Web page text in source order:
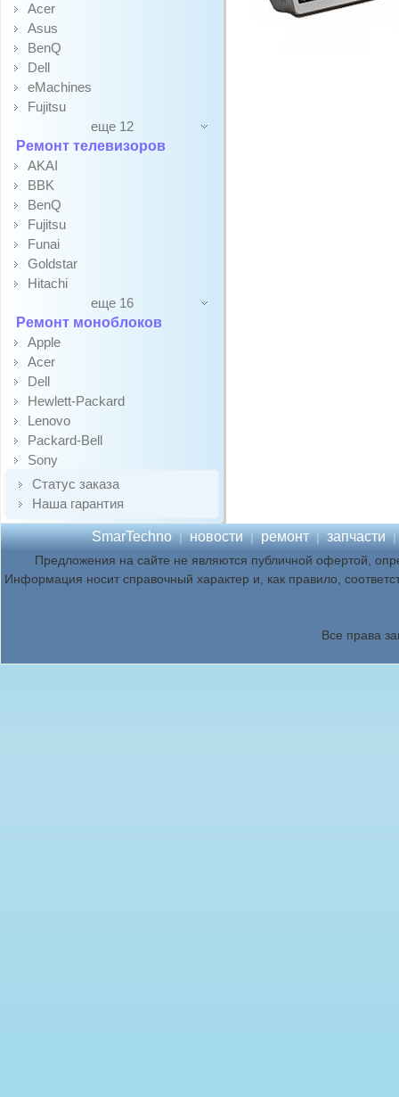
Acer
Asus
BenQ
Dell
eMachines
Fujitsu
еще 12
Ремонт телевизоров
AKAI
BBK
BenQ
Fujitsu
Funai
Goldstar
Hitachi
еще 16
Ремонт моноблоков
Apple
Acer
Dell
Hewlett-Packard
Lenovo
Packard-Bell
Sony
Статус заказа
Наша гарантия
SmarTechno | новости | ремонт | запчасти |
Предложения на сайте не являются публичной офертой,
Информация носит справочный характер и, как правило,
Все права